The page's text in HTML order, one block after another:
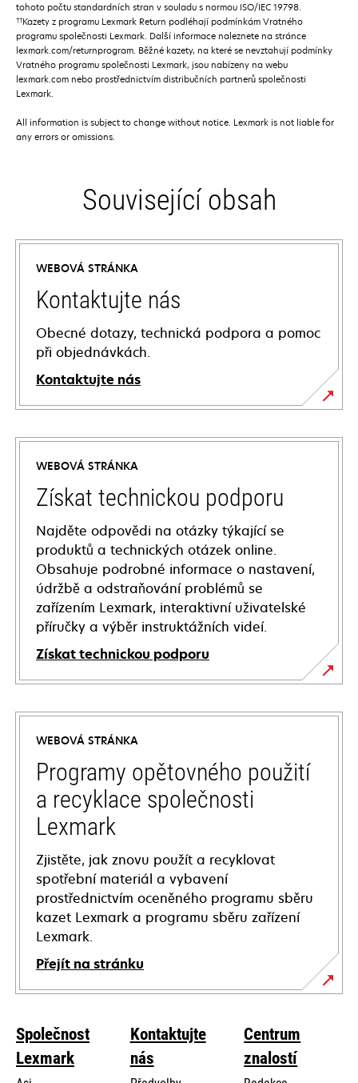
tohoto počtu standardních stran v souladu s normou ISO/IEC 19798.
††Kazety z programu Lexmark Return podléhají podmínkám Vratného
programu společnosti Lexmark. Další informace naleznete na stránce
lexmark.com/returnprogram. Běžné kazety, na které se nevztahují podmínky
Vratného programu společnosti Lexmark, jsou nabízeny na webu
lexmark.com nebo prostřednictvím distribučních partnerů společnosti
Lexmark.
All information is subject to change without notice. Lexmark is not liable for
any errors or omissions.
Související obsah
WEBOVÁ STRÁNKA
Kontaktujte nás
Obecné dotazy, technická podpora a pomoc
při objednávkách.
Kontaktujte nás
WEBOVÁ STRÁNKA
Získat technickou podporu
Najděte odpovědi na otázky týkající se
produktů a technických otázek online.
Obsahuje podrobné informace o nastavení,
údržbě a odstraňování problémů se
zařízením Lexmark, interaktivní uživatelské
příručky a výběr instruktážních videí.
Získat technickou podporu
opens
in
new
tab
WEBOVÁ STRÁNKA
Programy opětovného použití
a recyklace společnosti
Lexmark
Zjistěte, jak znovu použít a recyklovat
spotřební materiál a vybavení
prostřednictvím oceněného programu sběru
kazet Lexmark a programu sběru zařízení
Lexmark.
Přejít na stránku
Společnost
Lexmark
Kontaktujte
nás
Centrum
znalostí